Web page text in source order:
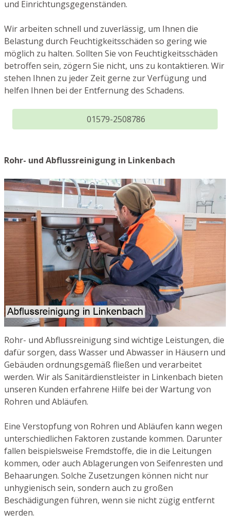
und Einrichtungsgegenständen.
Wir arbeiten schnell und zuverlässig, um Ihnen die
Belastung durch Feuchtigkeitsschäden so gering wie
möglich zu halten. Sollten Sie von Feuchtigkeitsschäden
betroffen sein, zögern Sie nicht, uns zu kontaktieren. Wir
stehen Ihnen zu jeder Zeit gerne zur Verfügung und
helfen Ihnen bei der Entfernung des Schadens.
01579-2508786
Rohr- und Abflussreinigung in Linkenbach
Rohr- und Abflussreinigung sind wichtige Leistungen, die
dafür sorgen, dass Wasser und Abwasser in Häusern und
Gebäuden ordnungsgemäß fließen und verarbeitet
werden. Wir als Sanitärdienstleister in Linkenbach bieten
unseren Kunden erfahrene Hilfe bei der Wartung von
Rohren und Abläufen.
Eine Verstopfung von Rohren und Abläufen kann wegen
unterschiedlichen Faktoren zustande kommen. Darunter
fallen beispielsweise Fremdstoffe, die in die Leitungen
kommen, oder auch Ablagerungen von Seifenresten und
Behaarungen. Solche Zusetzungen können nicht nur
unhygienisch sein, sondern auch zu großen
Beschädigungen führen, wenn sie nicht zügig entfernt
werden.